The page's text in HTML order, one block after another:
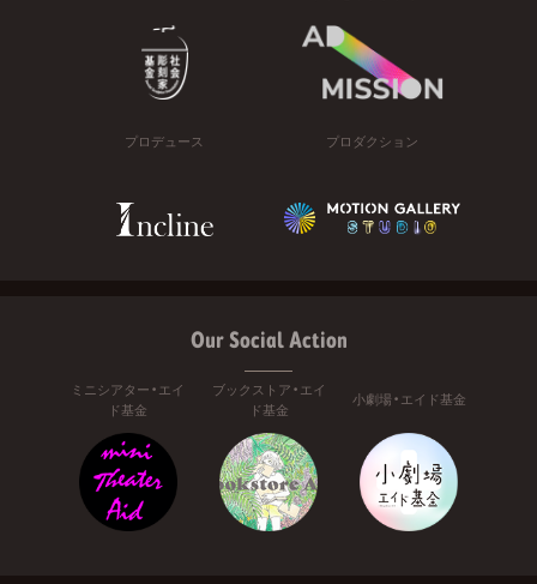
プロデュース プロダクション
Our Social Action
ミニシアター・エイ
ド基金
ブックストア・エイ
ド基金
小劇場・エイド基金